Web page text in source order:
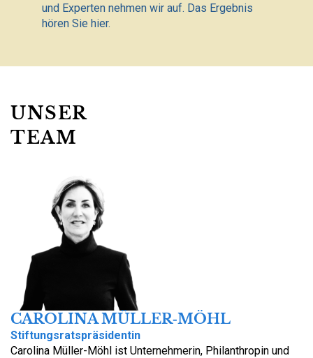
und Experten nehmen wir auf. Das Ergebnis
hören Sie hier.
UNSER
TEAM
CAROLINA MÜLLER‑MÖHL
Stiftungsratspräsidentin
Carolina Müller-Möhl ist Unternehmerin, Philanthropin und